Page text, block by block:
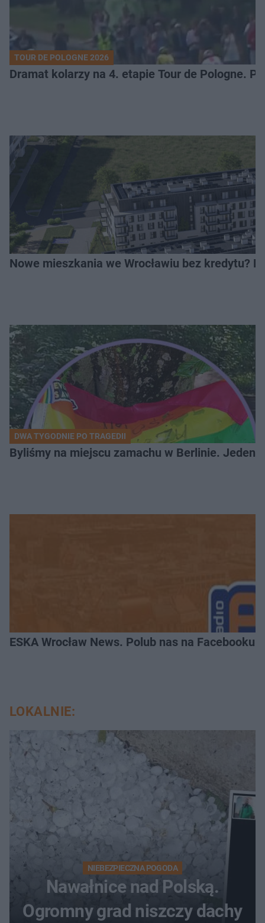
TOUR DE POLOGNE 2026
Dramat kolarzy na 4. etapie Tour de Pologne.
Nowe mieszkania we Wrocławiu bez kredytu?
DWA TYGODNIE PO TRAGEDII
Byliśmy na miejscu zamachu w Berlinie. Jeden
ESKA Wrocław News. Polub nas na Facebooku!
LOKALNIE:
NIEBEZPIECZNA POGODA
Nawałnice nad Polską.
Ogromny grad niszczy dachy